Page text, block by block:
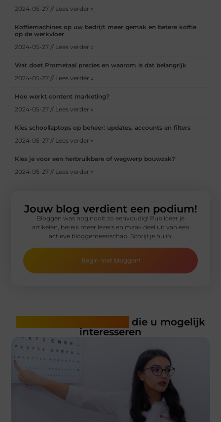
2024-05-27 // Lees verder »
Koffiemachines op uw bedrijf: meer gemak en betere koffie
op de werkvloer
2024-05-27 // Lees verder »
Wat doet Prometaal precies en waarom is dat belangrijk
2024-05-27 // Lees verder »
Hoe werkt content marketing?
2024-05-27 // Lees verder »
Kies schoollaptops op beheer: updates, accounts en filters
2024-05-27 // Lees verder »
Kies je voor een herbruikbare of wegwerp bouwzak?
2024-05-27 // Lees verder »
Jouw blog verdient een podium!
Bloggen was nog nooit zo eenvoudig! Publiceer je
artikelen, bereik meer lezers en maak deel uit van een
actieve bloggemeenschap. Schrijf je nu in!
Begin met bloggen!
die u mogelijk
interesseren